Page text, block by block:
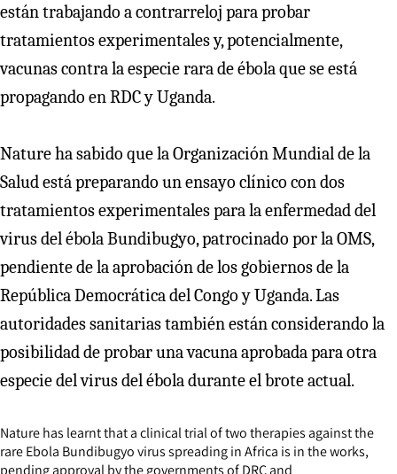
están trabajando a contrarreloj para probar
tratamientos experimentales y, potencialmente,
vacunas contra la especie rara de ébola que se está
propagando en RDC y Uganda.
Nature ha sabido que la Organización Mundial de la
Salud está preparando un ensayo clínico con dos
tratamientos experimentales para la enfermedad del
virus del ébola Bundibugyo, patrocinado por la OMS,
pendiente de la aprobación de los gobiernos de la
República Democrática del Congo y Uganda. Las
autoridades sanitarias también están considerando la
posibilidad de probar una vacuna aprobada para otra
especie del virus del ébola durante el brote actual.
Nature has learnt that a clinical trial of two therapies against the
rare Ebola Bundibugyo virus spreading in Africa is in the works,
pending approval by the governments of DRC and